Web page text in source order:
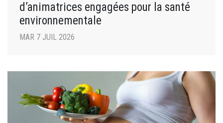
d’animatrices engagées pour la santé
environnementale
MAR 7 JUIL 2026